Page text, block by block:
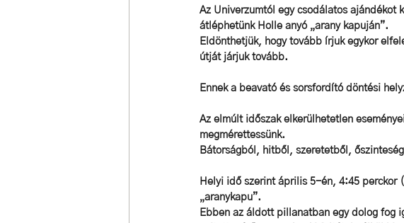
Az Univerzumtól egy csodálatos ajándékot
átléphetünk Holle anyó „arany kapuján”.
Eldönthetjük, hogy tovább írjuk egykor
útját járjuk tovább.
Ennek a beavató és sorsfordító döntési
Az elmúlt időszak elkerülhetetlen
megmérettessünk.
Bátorságból, hitből, szeretetből,
Helyi idő szerint április 5-én, 4:45 perckor
„aranykapu”.
Ebben az áldott pillanatban egy dolog fog